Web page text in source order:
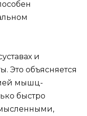
и
Это объясняется
мышц-
быстро